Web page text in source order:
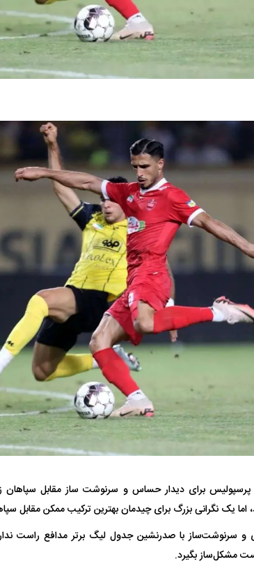
پرسپولیس برای دیدار حساس و سرنوشت ساز مقابل
اما یک نگرانی بزرگ برای چیدمان بهترین ترکیب ممکن مقابل
و سرنوشت‌ساز با صدرنشین جدول لیگ برتر مدافع راست
مشکل‌ساز بگیرد.
فضاپیمای «استارشیپ» ایلان ماسک
چیست؟
حدید ۱۱۰؛
مرگبارتر پهپادهای
جدید ایران
مرگ دلخراش دختر ۱۸ ساله بر اثر برق
کشته شدند
ابهام بزرگ درباره قرارداد یاسر آسانی؛
اولین چالش حقوقی استقلال
پرسپولیس در
پیش از شروع لیگ